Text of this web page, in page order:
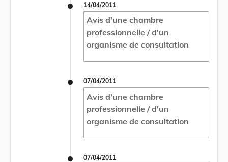
14/04/2011
Avis d'une chambre
professionnelle / d'un
organisme de consultation
07/04/2011
Avis d'une chambre
professionnelle / d'un
organisme de consultation
07/04/2011